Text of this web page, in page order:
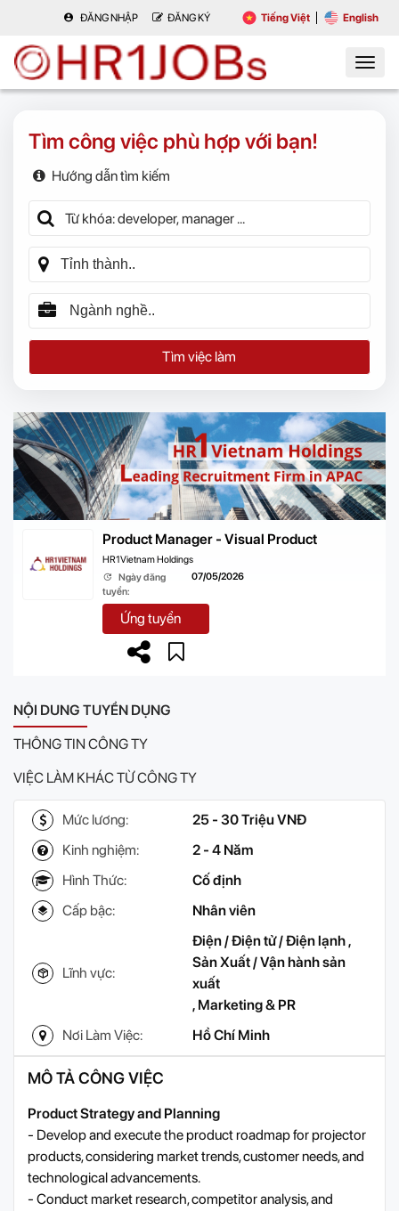
ĐĂNG NHẬP ĐĂNG KÝ Tiếng Việt English
Tìm công việc phù hợp với bạn!
Hướng dẫn tìm kiếm
Tìm việc làm
Product Manager - Visual Product
HR1Vietnam Holdings
Ngày đăng
tuyển:
07/05/2026
Ứng tuyển
NỘI DUNG TUYỂN DỤNG
THÔNG TIN CÔNG TY
VIỆC LÀM KHÁC TỪ CÔNG TY
Mức lương:
25 - 30 Triệu VNĐ
Kinh nghiệm:
2 - 4 Năm
Hình Thức:
Cố định
Cấp bậc:
Nhân viên
Lĩnh vực:
Điện / Điện tử / Điện lạnh,
Sản Xuất / Vận hành sản
xuất
, Marketing & PR
Nơi Làm Việc:
Hồ Chí Minh
MÔ TẢ CÔNG VIỆC
Product Strategy and Planning
- Develop and execute the product roadmap for projector
products, considering market trends, customer needs, and
technological advancements.
- Conduct market research, competitor analysis, and